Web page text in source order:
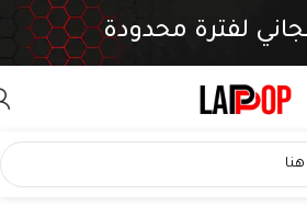
لفترة محدودة